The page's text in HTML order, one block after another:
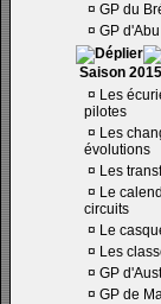
¤ GP du
¤ GP
Saison 2015
¤ Les
pilotes
¤ Les
évolutions
¤ Les
¤ Le
circuits
¤ Le
¤ Les
¤ GP
¤ GP de